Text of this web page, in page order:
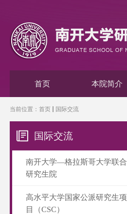
首页 本院简介
当前位置： 首页 国际交流
国际交流
南开大学—格拉斯哥大学联合
研究生院
高水平大学国家公派研究生项
目（CSC）